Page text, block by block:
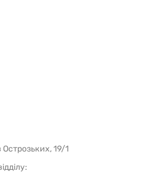
Острозьких, 19/1